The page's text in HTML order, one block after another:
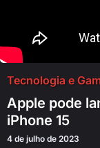
Tecnologia e
Apple pode
iPhone 15
4 de julho de 2023